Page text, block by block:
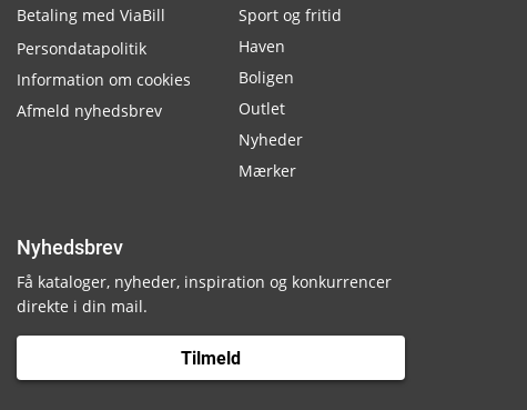
Betaling med ViaBill
Persondatapolitik
Information om cookies
Afmeld nyhedsbrev
Sport og fritid
Haven
Boligen
Outlet
Nyheder
Mærker
Nyhedsbrev
Få kataloger, nyheder, inspiration og konkurrencer
direkte i din mail.
Tilmeld